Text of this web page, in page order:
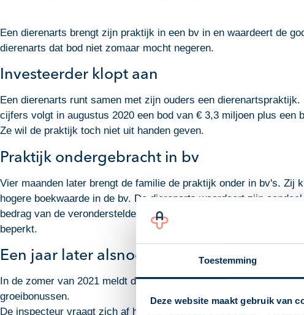
Toestemming
Deze website maakt gebruik van
Een dierenarts brengt zijn praktijk in een bv in en waardeert de
dierenarts dat bod niet zomaar mocht negeren.
Investeerder klopt aan
Een dierenarts runt samen met zijn ouders een
cijfers volgt in augustus 2020 een bod van € 3,3 miljoen plus
Ze wil de praktijk toch niet uit handen geven.
Praktijk ondergebracht in bv
Vier maanden later brengt de familie de praktijk onder in bv's. Zij
hogere boekwaarde in de bv. De dierenarts waardeert zijn
bedrag van de veronderstelde jaarwinst vermenigvuldigd met
beperkt.
Een jaar later alsnog verkocht
In de zomer van 2021 meldt de familie zich opnieuw bij
groeibonussen.
De inspecteur vraagt zich af hoe de praktijk in december 2020 €